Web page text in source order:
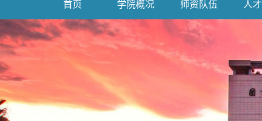
首页 学院概况 师资队伍 人